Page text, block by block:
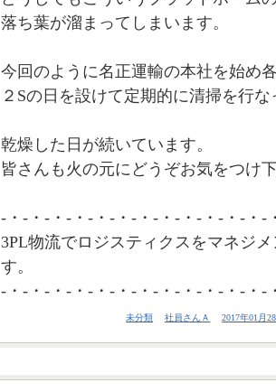
落ち葉が溜まってしまいます。
今回のように名正運輸の本社を始め
２Sの日を設けて定期的に清掃を行
乾燥した日が続いています。
皆さんも火の元にどうぞお気をつけ
-・-・-・-・-・-・-・-・-・-・-・-・-
3PL物流でロジスティクスをマネジ
す。
-・-・-・-・-・-・-・-・-・-・-・-・-
未分類 社員さんＡ 2017年01月